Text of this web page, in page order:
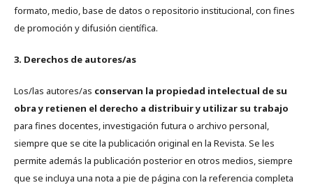
formato, medio, base de datos o repositorio institucional, con fines
de promoción y difusión científica.
3. Derechos de autores/as
Los/las autores/as conservan la propiedad intelectual de su
obra y retienen el derecho a distribuir y utilizar su trabajo
para fines docentes, investigación futura o archivo personal,
siempre que se cite la publicación original en la Revista. Se les
permite además la publicación posterior en otros medios, siempre
que se incluya una nota a pie de página con la referencia completa